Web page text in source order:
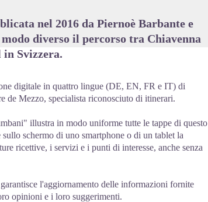
nel 2016 da Piernoè Barbante e
diverso il percorso tra Chiavenna
in Svizzera.
digitale in quattro lingue (DE, EN, FR e IT) di
de Mezzo, specialista riconosciuto di itinerari.
illustra in modo uniforme tutte le tappe di questo
schermo di uno smartphone o di un tablet la
ricettive, i servizi e i punti di interesse, anche senza
l'aggiornamento delle informazioni fornite
opinioni e i loro suggerimenti.